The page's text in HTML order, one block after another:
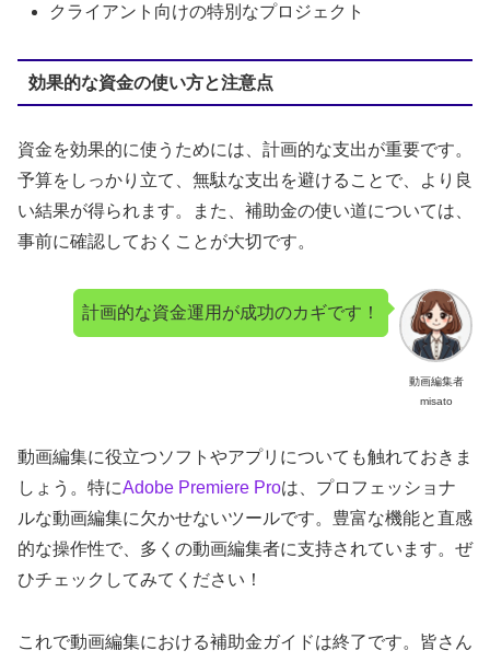
クライアント向けの特別なプロジェクト
効果的な資金の使い方と注意点
資金を効果的に使うためには、計画的な支出が重要です。
予算をしっかり立て、無駄な支出を避けることで、より良
い結果が得られます。また、補助金の使い道については、
事前に確認しておくことが大切です。
動画編集者
misato
計画的な資金運用が成功のカギです！
動画編集に役立つソフトやアプリについても触れておきま
しょう。特にAdobe Premiere Proは、プロフェッショナ
ルな動画編集に欠かせないツールです。豊富な機能と直感
的な操作性で、多くの動画編集者に支持されています。ぜ
ひチェックしてみてください！
これで動画編集における補助金ガイドは終了です。皆さん